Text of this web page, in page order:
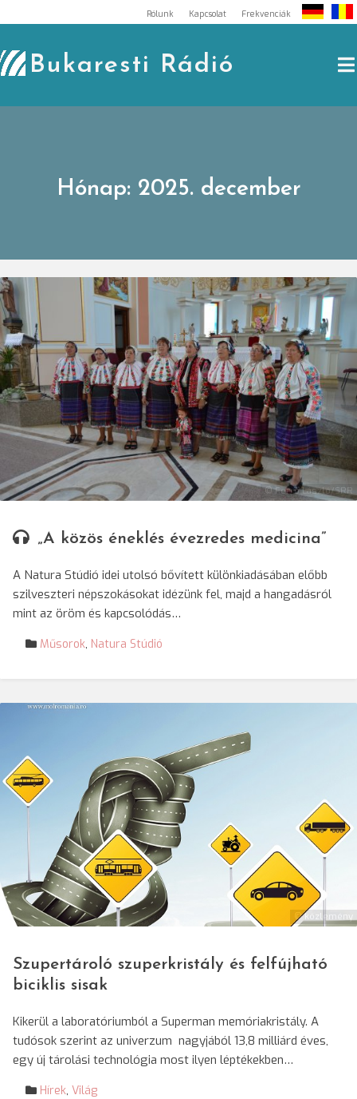
to
content
Rólunk Kapcsolat Frekvenciák
Bukaresti Rádió
Hónap: 2025. december
© Forró László/SRR
„A közös éneklés évezredes medicina”
A Natura Stúdió idei utolsó bővített különkiadásában előbb
szilveszteri népszokásokat idézünk fel, majd a hangadásról
mint az öröm és kapcsolódás…
Műsorok, Natura Stúdió
© közlemény
Szupertároló szuperkristály és felfújható
biciklis sisak
Kikerül a laboratóriumból a Superman memóriakristály. A
tudósok szerint az univerzum nagyjából 13,8 milliárd éves,
egy új tárolási technológia most ilyen léptékekben…
Hírek, Világ